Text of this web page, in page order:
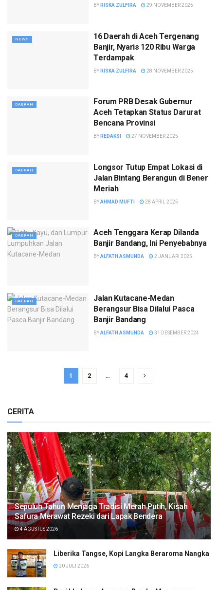
BY RISKA ZULFIRA 29 NOVEMBER 2025
NEWS
16 Daerah di Aceh Tergenang
Banjir, Nyaris 120 Ribu Warga
Terdampak
BY RISKA ZULFIRA 28 NOVEMBER 2025
DAERAH
Forum PRB Desak Gubernur
Aceh Tetapkan Status Darurat
Bencana Provinsi
BY REDAKSI 27 NOVEMBER 2025
DAERAH
Longsor Tutup Empat Lokasi di
Jalan Bintang Berangun di Bener
Meriah
BYAHMAD MUFTI 28 APRIL 2025
DAERAH
Aceh Tenggara Kerap Dilanda
Banjir Bandang, Ini Penyebabnya
BYALFATH ASMUNDA 2 JANUARI 2025
DAERAH
Jalan Kutacane-Medan
Berangsur Bisa Dilalui Pasca
Banjir Bandang
BYALFATH ASMUNDA 31 DESEMBER 2024
1 2 … 4
CERITA
Sepuluh Tahun Menjaga Tradisi Merah Putih, Kisah
Safura Merawat Rezeki dari Lapak Bendera
4 AGUSTUS 2026
Liberika Tangse, Kopi Langka Beraroma Nangka
20 JULI 2026